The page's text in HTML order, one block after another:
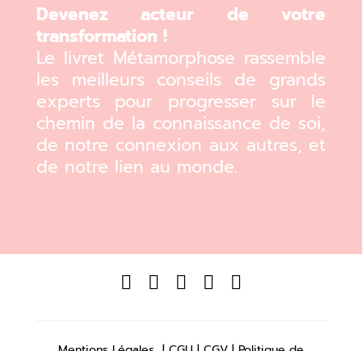
Devenez acteur de votre
transformation !
Le livret Métamorphose rassemble
les meilleurs conseils de grands
experts pour progresser sur le
chemin de la connaissance de soi,
de notre connexion aux autres, et
de notre lien au monde.
    